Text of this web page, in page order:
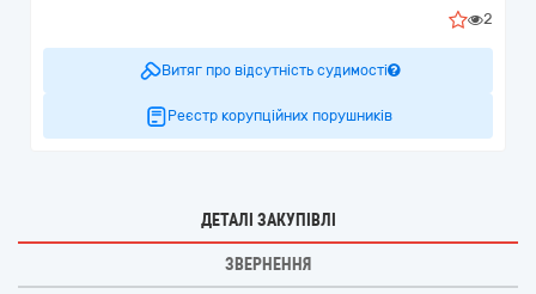
2
Витяг про відсутність судимості
Реєстр корупційних порушників
ДЕТАЛІ ЗАКУПІВЛІ
ЗВЕРНЕННЯ